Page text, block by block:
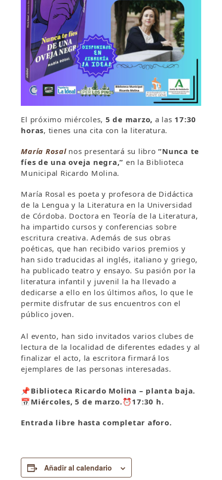
El próximo miércoles, 5 de marzo, a las 17:30
horas, tienes una cita con la literatura.
María Rosal nos presentará su libro“Nunca te
fíes de una oveja negra,” en la Biblioteca
Municipal Ricardo Molina.
María Rosal es poeta y profesora de Didáctica
de la Lengua y la Literatura en la Universidad
de Córdoba. Doctora en Teoría de la Literatura,
ha impartido cursos y conferencias sobre
escritura creativa. Además de sus obras
poéticas, que han recibido varios premios y
han sido traducidas al inglés, italiano y griego,
ha publicado teatro y ensayo. Su pasión por la
literatura infantil y juvenil la ha llevado a
dedicarse a ello en los últimos años, lo que le
permite disfrutar de sus encuentros con el
público joven.
Al evento, han sido invitados varios clubes de
lectura de la localidad de diferentes edades y al
finalizar el acto, la escritora firmará los
ejemplares de las personas interesadas.
📌Biblioteca Ricardo Molina – planta baja.
📅 Miércoles, 5 de marzo.⏰17:30 h.
Entrada libre hasta completar aforo.
Añadir al calendario